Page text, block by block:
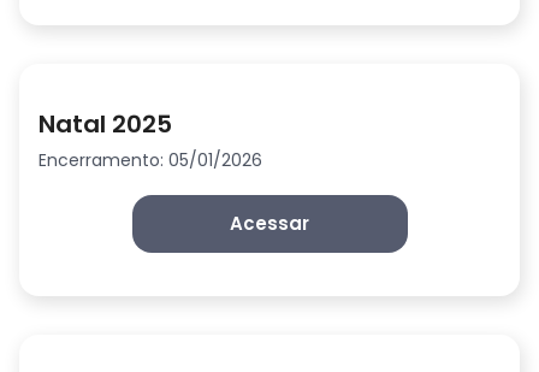
Natal 2025
Encerramento: 05/01/2026
Acessar